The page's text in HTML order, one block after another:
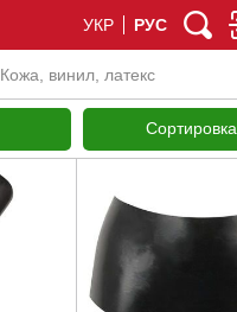
УКР РУС
Кожа, винил, латекс
Сортировка